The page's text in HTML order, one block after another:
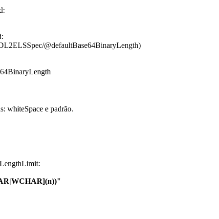
@defaultBase64BinaryLength)
whiteSpace e padrão.